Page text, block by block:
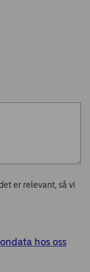
er relevant, så vi
hos oss